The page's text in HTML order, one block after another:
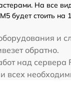
На все
будет стоить на
и
обратно.
над
всех